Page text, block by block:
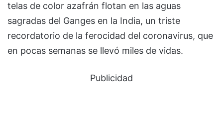
telas de color azafrán flotan en las aguas
sagradas del Ganges en la India, un triste
recordatorio de la ferocidad del coronavirus, que
en pocas semanas se llevó miles de vidas.
Publicidad